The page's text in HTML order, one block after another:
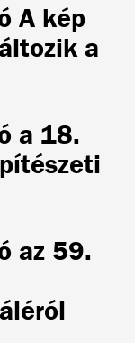
A kép
a
a 18.
az 59.